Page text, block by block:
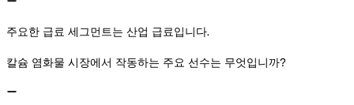
주요한 급료 세그먼트는 산업 급료입니다.
칼슘 염화물 시장에서 작동하는 주요 선수는 무엇입니까?